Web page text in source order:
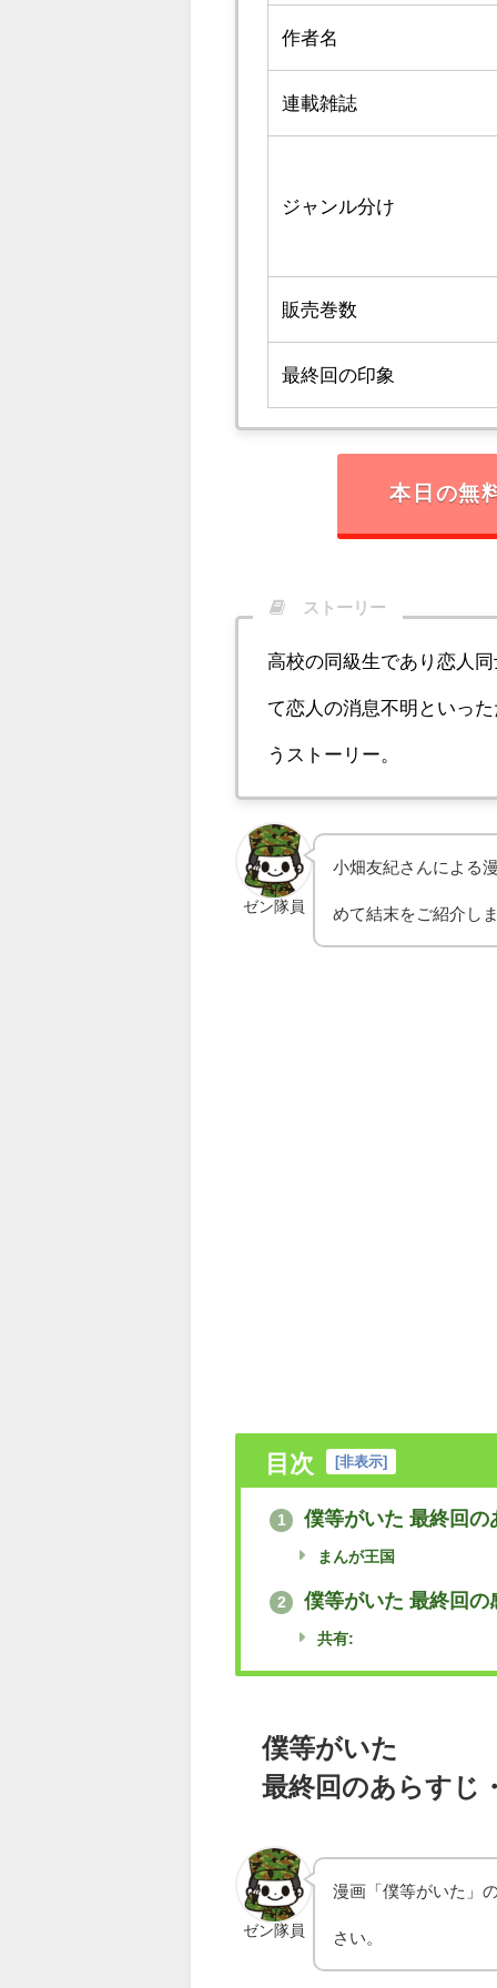
作者名
連載雑誌
ジャンル分け
販売巻数
最終回の印象
本日の無
ストーリー
高校の同級生であり恋人
て恋人の消息不明といっ
うストーリー。
ゼン隊員
小畑友紀さんによる
めて結末をご紹介し
目次 [非表示]
1 僕等がいた 最終回の
まんが王国
2 僕等がいた 最終回の
共有:
僕等がいた
最終回のあらすじ
ゼン隊員
漫画「僕等がいた」
さい。